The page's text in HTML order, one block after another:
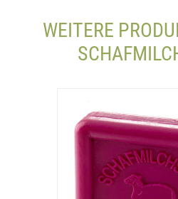
WEITERE